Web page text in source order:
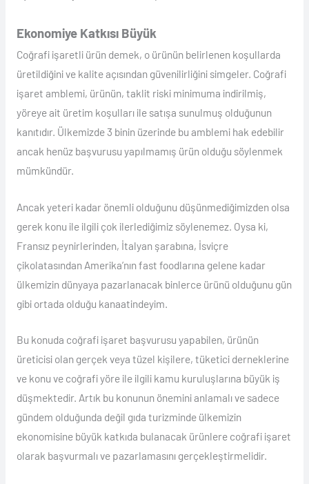
Ekonomiye Katkısı Büyük
Coğrafi işaretli ürün demek, o ürünün belirlenen koşullarda
üretildiğini ve kalite açısından güvenilirliğini simgeler. Coğrafi
işaret amblemi, ürünün, taklit riski minimuma indirilmiş,
yöreye ait üretim koşulları ile satışa sunulmuş olduğunun
kanıtıdır. Ülkemizde 3 binin üzerinde bu amblemi hak edebilir
ancak henüz başvurusu yapılmamış ürün olduğu söylenmek
mümkündür.
Ancak yeteri kadar önemli olduğunu düşünmediğimizden olsa
gerek konu ile ilgili çok ilerlediğimiz söylenemez. Oysa ki,
Fransız peynirlerinden, İtalyan şarabına, İsviçre
çikolatasından Amerika’nın fast foodlarına gelene kadar
ülkemizin dünyaya pazarlanacak binlerce ürünü olduğunu gün
gibi ortada olduğu kanaatindeyim.
Bu konuda coğrafi işaret başvurusu yapabilen, ürünün
üreticisi olan gerçek veya tüzel kişilere, tüketici derneklerine
ve konu ve coğrafi yöre ile ilgili kamu kuruluşlarına büyük iş
düşmektedir. Artık bu konunun önemini anlamalı ve sadece
gündem olduğunda değil gıda turizminde ülkemizin
ekonomisine büyük katkıda bulanacak ürünlere coğrafi işaret
olarak başvurmalı ve pazarlamasını gerçekleştirmelidir.